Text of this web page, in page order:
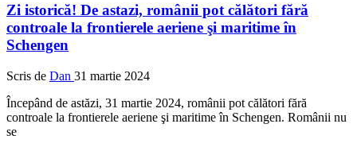
Zi istorică! De astazi, românii pot călători fără
controale la frontierele aeriene şi maritime în
Schengen
Scris de Dan 31 martie 2024
Începând de astăzi, 31 martie 2024, românii pot călători fără
controale la frontierele aeriene şi maritime în Schengen. Românii nu
se